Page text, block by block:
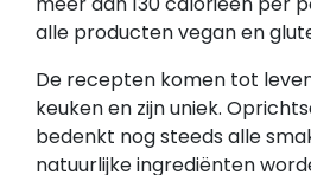
alle producten vegan en
De recepten komen tot
keuken en zijn uniek.
bedenkt nog steeds alle
natuurlijke ingrediënten